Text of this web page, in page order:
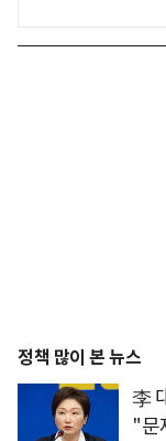
정책 많이 본 뉴스
李
"문